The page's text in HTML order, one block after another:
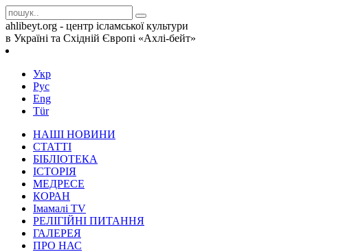
ahlibeyt.org - центр ісламської культури
в Україні та Східній Європі «Ахлі-бейт»
Укр
Рус
Eng
Tür
НАШІ НОВИНИ
СТАТТІ
БІБЛІОТЕКА
ІСТОРІЯ
МЕДРЕСЕ
КОРАН
Iмамалi TV
РЕЛІГІЙНІ ПИТАННЯ
ГАЛЕРЕЯ
ПРО НАС